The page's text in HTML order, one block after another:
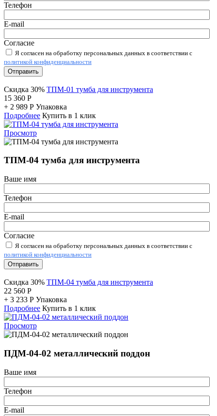
Телефон
E-mail
Согласие
Я согласен на обработку персональных данных в соответствии с
политикой конфиденциальности
Отправить
Скидка 30% ТПМ-01 тумба для инструмента
15 360 Р
+ 2 989 Р Упаковка
Подробнее Купить в 1 клик
Просмотр
ТПМ-04 тумба для инструмента
Ваше имя
Телефон
E-mail
Согласие
Я согласен на обработку персональных данных в соответствии с
политикой конфиденциальности
Отправить
Скидка 30% ТПМ-04 тумба для инструмента
22 560 Р
+ 3 233 Р Упаковка
Подробнее Купить в 1 клик
Просмотр
ПДМ-04-02 металлический поддон
Ваше имя
Телефон
E-mail